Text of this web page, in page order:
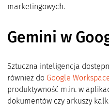
marketingowych.
Gemini w
Sztuczna inteligencja
również do Google
produktywność m.in. w
dokumentów czy arkuszy